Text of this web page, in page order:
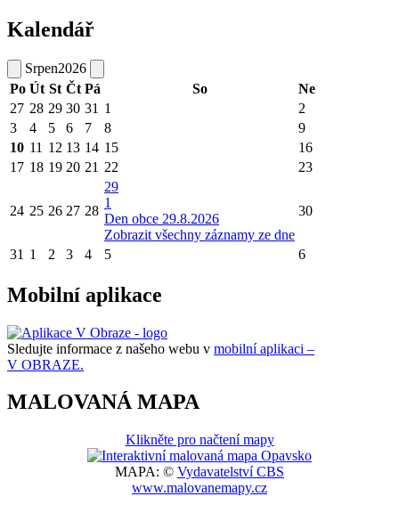
Kalendář
Srpen2026
Po Út St Čt Pá So
Ne
27 28 29 30 31 1
2
3
4 5 6 7 8
9
10 11 12 13 14 15
16
17 18 19 20 21 22 23
24 25 26 27 28
29
1
Den obce 29.8.2026
Zobrazit všechny záznamy ze dne
30
31 1 2 3 4 5 6
Mobilní aplikace
Sledujte informace z našeho webu v mobilní aplikaci –
V OBRAZE.
MALOVANÁ MAPA
Klikněte pro načtení mapy
MAPA: © Vydavatelství CBS
www.malovanemapy.cz